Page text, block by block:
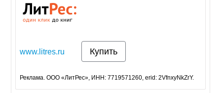
www.litres.ru Купить
Реклама. ООО «ЛитРес», ИНН: 7719571260, erid: 2VfnxyNkZrY.